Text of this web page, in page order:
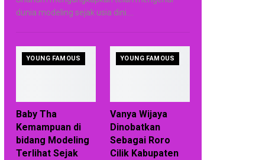
dunia modeling sejak usia dini.
YOUNG FAMOUS
Baby Tha
Kemampuan di
bidang Modeling
Terlihat Sejak
YOUNG FAMOUS
Vanya Wijaya
Dinobatkan
Sebagai Roro
Cilik Kabupaten